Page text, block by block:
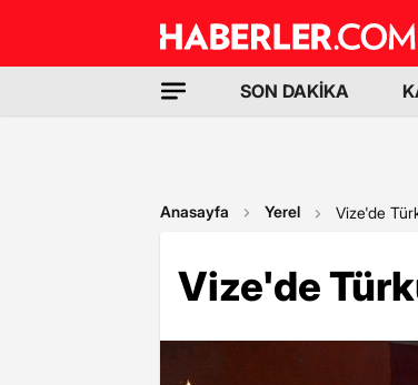
SON DAKİKA
Anasayfa Yerel Vize'de
Vize'de